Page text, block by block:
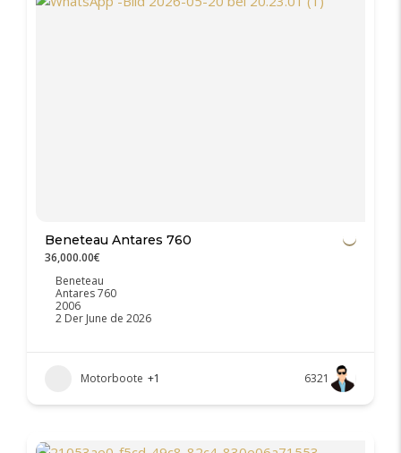
Beneteau Antares 760
36,000.00€
Beneteau
Antares 760
2006
2 Der June de 2026
Motorboote +1 6321